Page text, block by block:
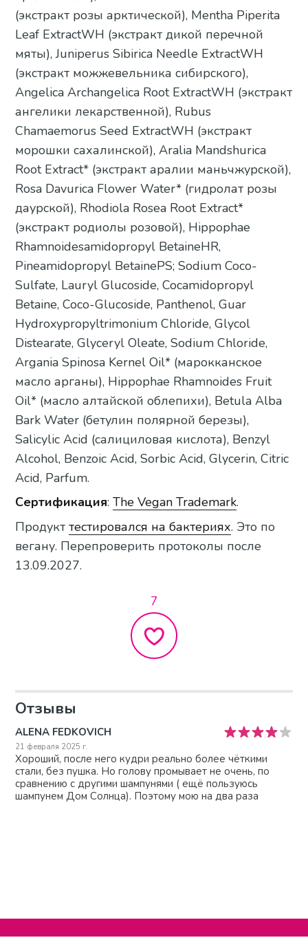
(экстракт розы арктической), Mentha Piperita
Leaf ExtractWH (экстракт дикой перечной
мяты), Juniperus Sibirica Needle ExtractWH
(экстракт можжевельника сибирского),
Angelica Archangelica Root ExtractWH (экстракт
ангелики лекарственной), Rubus
Chamaemorus Seed ExtractWH (экстракт
морошки сахалинской), Aralia Mandshurica
Root Extract* (экстракт аралии маньчжурской),
Rosa Davurica Flower Water* (гидролат розы
даурской), Rhodiola Rosea Root Extract*
(экстракт родиолы розовой), Hippophae
Rhamnoidesamidopropyl BetaineHR,
Pineamidopropyl BetainePS; Sodium Coco-
Sulfate, Lauryl Glucoside, Cocamidopropyl
Betaine, Coco-Glucoside, Panthenol, Guar
Hydroxypropyltrimonium Chloride, Glycol
Distearate, Glyceryl Oleate, Sodium Chloride,
Argania Spinosa Kernel Oil* (марокканское
масло арганы), Hippophae Rhamnoides Fruit
Oil* (масло алтайской облепихи), Betula Alba
Bark Water (бетулин полярной березы),
Salicylic Acid (салициловая кислота), Benzyl
Alcohol, Benzoic Acid, Sorbic Acid, Glycerin, Citric
Acid, Parfum.
Сертификация:The Vegan Trademark.
Продукттестировался на бактериях. Это по
вегану. Перепроверить протоколы после
13.09.2027.
7
Отзывы
ALENA FEDKOVICH
21 февраля 2025 г.
Хороший, после него кудри реально более чёткими
стали, без пушка. Но голову промывает не очень, по
сравнению с другими шампунями ( ещё пользуюсь
шампунем Дом Солнца). Поэтому мою на два раза